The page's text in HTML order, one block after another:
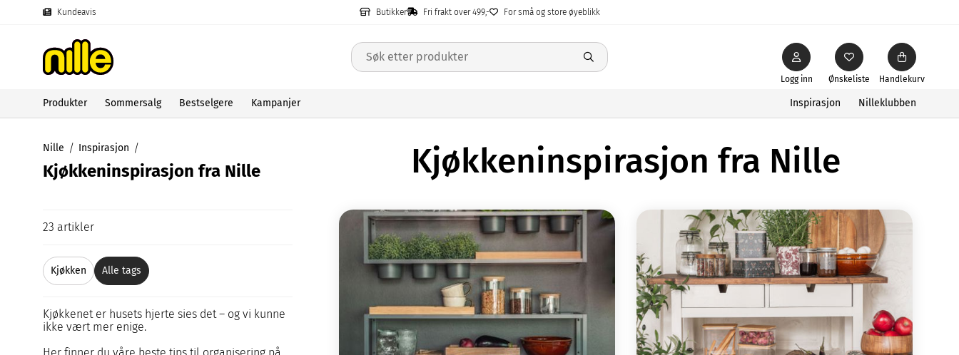
Kundeavis Butikker Fri frakt over 499,- For små og store øyeblikk
Ønskeliste
Logg inn Handlekurv
Produkter Sommersalg Bestselgere Kampanjer Inspirasjon Nilleklubben
Nille Inspirasjon
Kjøkkeninspirasjon fra Nille
23 artikler
Kjøkken Alle tags
Kjøkkenet er husets hjerte sies det – og vi kunne
ikke vært mer enige.
Kjøkkeninspirasjon fra Nille